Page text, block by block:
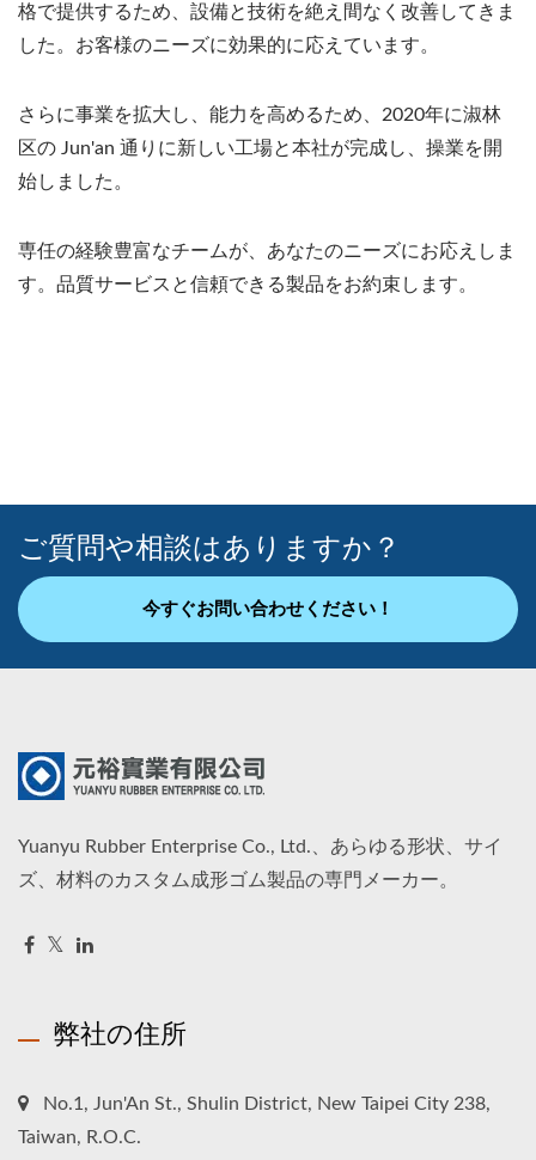
格で提供するため、設備と技術を絶え間なく改善してきま
した。お客様のニーズに効果的に応えています。
さらに事業を拡大し、能力を高めるため、2020年に淑林
区の Jun'an 通りに新しい工場と本社が完成し、操業を開
始しました。
専任の経験豊富なチームが、あなたのニーズにお応えしま
す。品質サービスと信頼できる製品をお約束します。
ご質問や相談はありますか？
今すぐお問い合わせください！
Yuanyu Rubber Enterprise Co., Ltd.、あらゆる形状、サイ
ズ、材料のカスタム成形ゴム製品の専門メーカー。
弊社の住所
No.1, Jun'An St., Shulin District, New Taipei City 238,
Taiwan, R.O.C.